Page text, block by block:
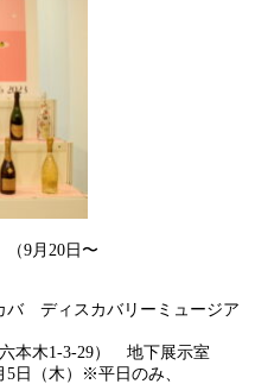
（9月20日〜
バ ディスカバリーミュージア
本木1-3-29） 地下展示室
5日（木）※平日のみ、